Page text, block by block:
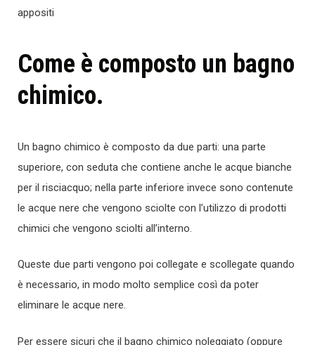
appositi
Come è composto un bagno
chimico.
Un bagno chimico è composto da due parti: una parte
superiore, con seduta che contiene anche le acque bianche
per il risciacquo; nella parte inferiore invece sono contenute
le acque nere che vengono sciolte con l’utilizzo di prodotti
chimici che vengono sciolti all’interno.
Queste due parti vengono poi collegate e scollegate quando
è necessario, in modo molto semplice così da poter
eliminare le acque nere.
Per essere sicuri che il bagno chimico noleggiato (oppure